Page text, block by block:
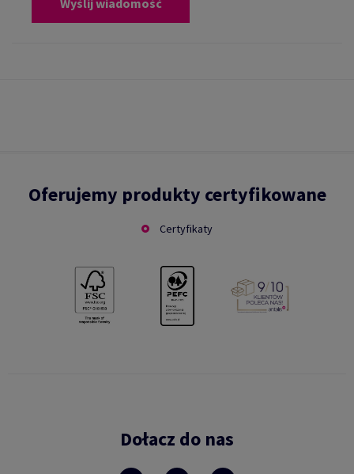
Wyślij wiadomość
Oferujemy produkty certyfikowane
Certyfikaty
Dołacz do nas